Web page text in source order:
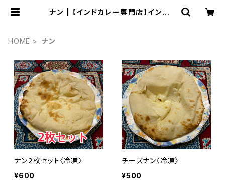
ナン | 【インドカレー専門店】インディ
HOME ナン
ナン２枚セット〈冷凍〉
¥600
チーズナン〈冷凍〉
¥500